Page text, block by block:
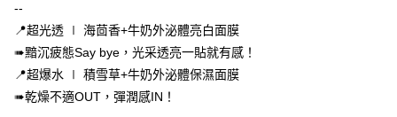
是否繳費成功／繳費後需取消欲退款等相關疑問，請聯繫「AFTEE先享後付
客戶支援中心」https://netprotections.freshdesk.com/support/home
【注意事項】
１．透過由恩沛科技股份有限公司提供之「AFTEE先享後付」服務完成之交
易，需依本服務之必要範圍內提供個人資料，並將交易相關給付款項請求債
每筆NT$100，滿NT$600(含以上)免運費
7-11付款取貨
每筆NT$100，滿NT$600(含以上)免運費
--
📍超光透 ∣ 海茴香+牛奶外泌體亮白面膜
➠黯沉疲態Say bye，光采透亮一貼就有感！
📍超爆水 ∣ 積雪草+牛奶外泌體保濕面膜
➠乾燥不適OUT，彈潤感IN！